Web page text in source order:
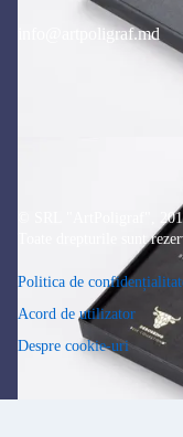
info@artpoligraf.md
© SRL "ArtPoligraf",
Toate drepturile sunt
Politica de
Acord de utilizator
Despre cookie-uri